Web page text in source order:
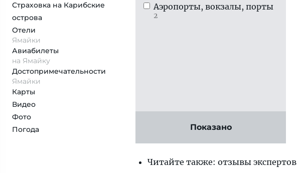
Страховка на Карибские
острова
Отели
Ямайки
Авиабилеты
на Ямайку
Достопримеча­тельности
Ямайки
Карты
Видео
Фото
Погода
Показано
Аэропорты, вокзалы, порты
2
Читайте также: отзывы экспертов